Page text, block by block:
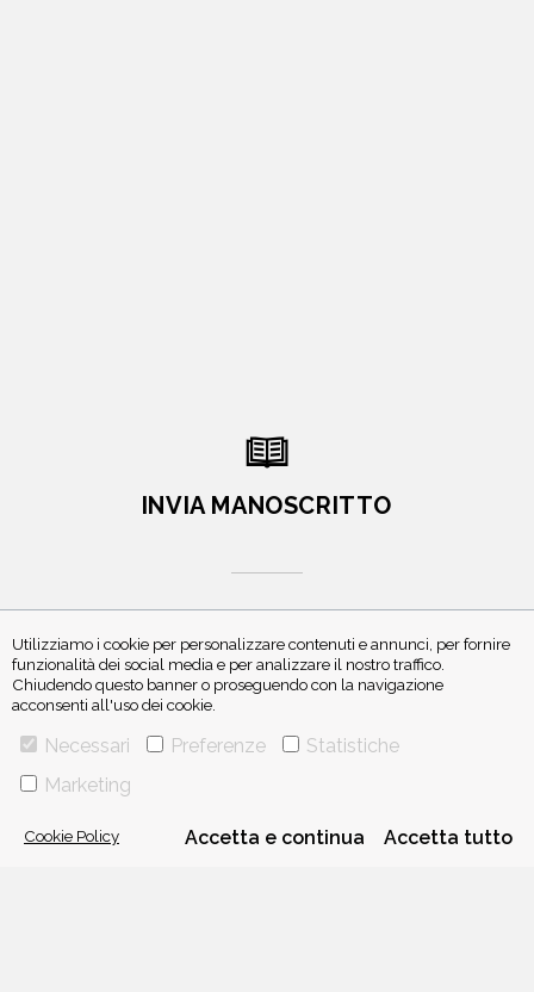
Utilizziamo i cookie per personalizzare contenuti e annunci, per fornire
funzionalità dei social media e per analizzare il nostro traffico.
Chiudendo questo banner o proseguendo con la navigazione
acconsenti all'uso dei cookie.
Necessari Preferenze
Statistiche
Marketing
Cookie Policy Accetta e continua Accetta tutto
INVIA MANOSCRITTO
ISCRIVITI ALLA NEWSLETTER